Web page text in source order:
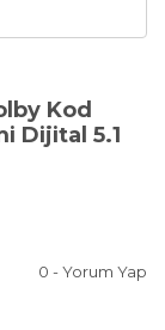
Kod
Dijital 5.1
0 - Yorum Yap